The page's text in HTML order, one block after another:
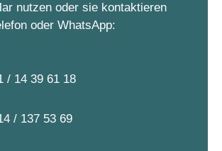
nutzen oder sie kontaktieren
oder WhatsApp:
/ 14 39 61 18
/ 137 53 69